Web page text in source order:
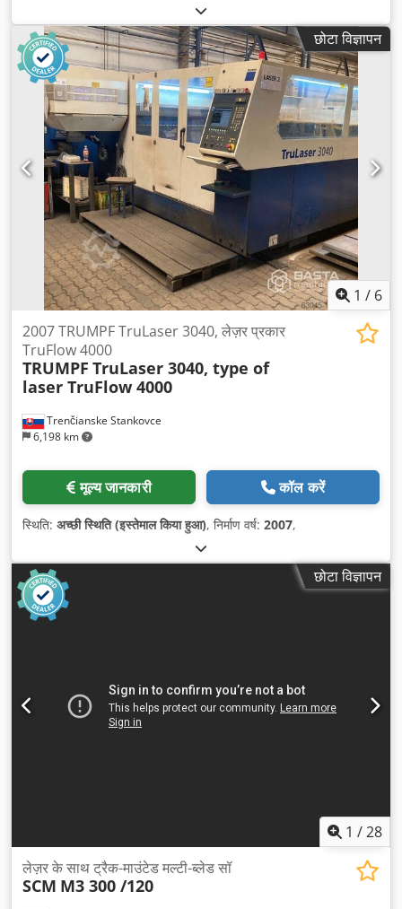
छोटा विज्ञापन
1 / 6
Trenčianske Stankovce
6,198 km
2007 TRUMPF TruLaser 3040, लेज़र प्रकार
TruFlow 4000
TRUMPF TruLaser 3040, type of
laser TruFlow 4000
मूल्य जानकारी कॉल करें
स्थिति: अच्छी स्थिति (इस्तेमाल किया हुआ), निर्माण वर्ष: 2007,
छोटा विज्ञापन
1 /28
लेज़र के साथ ट्रैक-माउंटेड मल्टी-ब्लेड सॉ
SCM M3 300 /120